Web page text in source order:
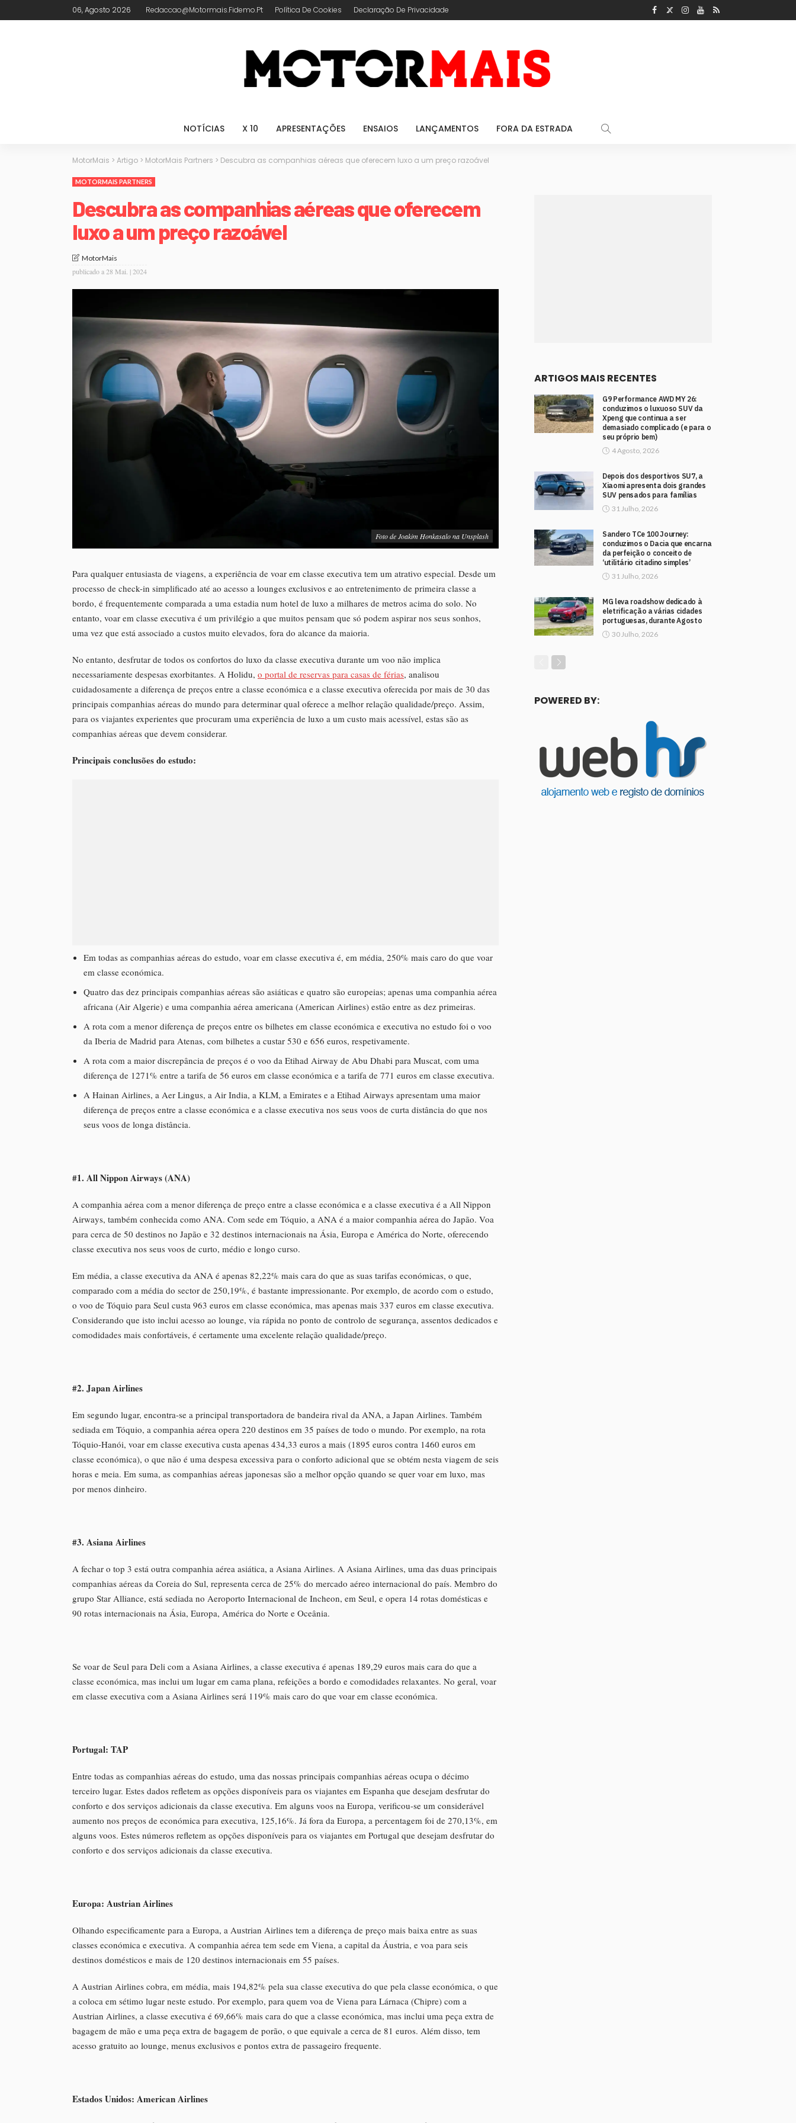
06, Agosto 2026 Redaccao@motormais.fidemo.pt Política De Cookies Declaração De Privacidade
NOTÍCIAS X 10 APRESENTAÇÕES ENSAIOS LANÇAMENTOS FORA DA ESTRADA
MotorMais > Artigo > MotorMais Partners > Descubra as companhias aéreas que oferecem luxo a um preço razoável
MOTORMAIS PARTNERS
Descubra as companhias aéreas que oferecem
luxo a um preço razoável
MotorMais
publicado a28 Mai. | 2024
Foto deJoakim Honkasalona Unsplash
Para qualquer entusiasta de viagens, a experiência de voar em classe executiva tem um atrativo especial. Desde um
processo de check-in simplificado até ao acesso a lounges exclusivos e ao entretenimento de primeira classe a
bordo, é frequentemente comparada a uma estadia num hotel de luxo a milhares de metros acima do solo. No
entanto, voar em classe executiva é um privilégio a que muitos pensam que só podem aspirar nos seus sonhos,
uma vez que está associado a custos muito elevados, fora do alcance da maioria.
No entanto, desfrutar de todos os confortos do luxo da classe executiva durante um voo não implica
necessariamente despesas exorbitantes. A Holidu, o portal de reservas para casas de férias, analisou
cuidadosamente a diferença de preços entre a classe económica e a classe executiva oferecida por mais de 30 das
principais companhias aéreas do mundo para determinar qual oferece a melhor relação qualidade/preço. Assim,
para os viajantes experientes que procuram uma experiência de luxo a um custo mais acessível, estas são as
companhias aéreas que devem considerar.
Principais conclusões do estudo:
Em todas as companhias aéreas do estudo, voar em classe executiva é, em média, 250% mais caro do que voar
em classe económica.
Quatro das dez principais companhias aéreas são asiáticas e quatro são europeias; apenas uma companhia aérea
africana (Air Algerie) e uma companhia aérea americana (American Airlines) estão entre as dez primeiras.
A rota com a menor diferença de preços entre os bilhetes em classe económica e executiva no estudo foi o voo
da Iberia de Madrid para Atenas, com bilhetes a custar 530 e 656 euros, respetivamente.
A rota com a maior discrepância de preços é o voo da Etihad Airway de Abu Dhabi para Muscat, com uma
diferença de 1271% entre a tarifa de 56 euros em classe económica e a tarifa de 771 euros em classe executiva.
A Hainan Airlines, a Aer Lingus, a Air India, a KLM, a Emirates e a Etihad Airways apresentam uma maior
diferença de preços entre a classe económica e a classe executiva nos seus voos de curta distância do que nos
seus voos de longa distância.
#1. All Nippon Airways (ANA)
A companhia aérea com a menor diferença de preço entre a classe económica e a classe executiva é a All Nippon
Airways, também conhecida como ANA. Com sede em Tóquio, a ANA é a maior companhia aérea do Japão. Voa
para cerca de 50 destinos no Japão e 32 destinos internacionais na Ásia, Europa e América do Norte, oferecendo
classe executiva nos seus voos de curto, médio e longo curso.
Em média, a classe executiva da ANA é apenas 82,22% mais cara do que as suas tarifas económicas, o que,
comparado com a média do sector de 250,19%, é bastante impressionante. Por exemplo, de acordo com o estudo,
o voo de Tóquio para Seul custa 963 euros em classe económica, mas apenas mais 337 euros em classe executiva.
Considerando que isto inclui acesso ao lounge, via rápida no ponto de controlo de segurança, assentos dedicados e
comodidades mais confortáveis, é certamente uma excelente relação qualidade/preço.
#2. Japan Airlines
Em segundo lugar, encontra-se a principal transportadora de bandeira rival da ANA, a Japan Airlines. Também
sediada em Tóquio, a companhia aérea opera 220 destinos em 35 países de todo o mundo. Por exemplo, na rota
Tóquio-Hanói, voar em classe executiva custa apenas 434,33 euros a mais (1895 euros contra 1460 euros em
classe económica), o que não é uma despesa excessiva para o conforto adicional que se obtém nesta viagem de seis
horas e meia. Em suma, as companhias aéreas japonesas são a melhor opção quando se quer voar em luxo, mas
por menos dinheiro.
#3. Asiana Airlines
A fechar o top 3 está outra companhia aérea asiática, a Asiana Airlines. A Asiana Airlines, uma das duas principais
companhias aéreas da Coreia do Sul, representa cerca de 25% do mercado aéreo internacional do país. Membro do
grupo Star Alliance, está sediada no Aeroporto Internacional de Incheon, em Seul, e opera 14 rotas domésticas e
90 rotas internacionais na Ásia, Europa, América do Norte e Oceânia.
Se voar de Seul para Deli com a Asiana Airlines, a classe executiva é apenas 189,29 euros mais cara do que a
classe económica, mas inclui um lugar em cama plana, refeições a bordo e comodidades relaxantes. No geral, voar
em classe executiva com a Asiana Airlines será 119% mais caro do que voar em classe económica.
Portugal: TAP
Entre todas as companhias aéreas do estudo, uma das nossas principais companhias aéreas ocupa o décimo
terceiro lugar. Estes dados refletem as opções disponíveis para os viajantes em Espanha que desejam desfrutar do
conforto e dos serviços adicionais da classe executiva. Em alguns voos na Europa, verificou-se um considerável
aumento nos preços de económica para executiva, 125,16%. Já fora da Europa, a percentagem foi de 270,13%, em
alguns voos. Estes números refletem as opções disponíveis para os viajantes em Portugal que desejam desfrutar do
conforto e dos serviços adicionais da classe executiva.
Europa: Austrian Airlines
Olhando especificamente para a Europa, a Austrian Airlines tem a diferença de preço mais baixa entre as suas
classes económica e executiva. A companhia aérea tem sede em Viena, a capital da Áustria, e voa para seis
destinos domésticos e mais de 120 destinos internacionais em 55 países.
A Austrian Airlines cobra, em média, mais 194,82% pela sua classe executiva do que pela classe económica, o que
a coloca em sétimo lugar neste estudo. Por exemplo, para quem voa de Viena para Lárnaca (Chipre) com a
Austrian Airlines, a classe executiva é 69,66% mais cara do que a classe económica, mas inclui uma peça extra de
bagagem de mão e uma peça extra de bagagem de porão, o que equivale a cerca de 81 euros. Além disso, tem
acesso gratuito ao lounge, menus exclusivos e pontos extra de passageiro frequente.
Estados Unidos: American Airlines
ARTIGOS MAIS RECENTES
G9 Performance AWD MY 26:
conduzimos o luxuoso SUV da
Xpeng que continua a ser
demasiado complicado (e para o
seu próprio bem)
4 Agosto, 2026
Depois dos desportivos SU7, a
Xiaomi apresenta dois grandes
SUV pensados para famílias
31 Julho, 2026
Sandero TCe 100 Journey:
conduzimos o Dacia que encarna
da perfeição o conceito de
‘utilitário citadino simples’
31 Julho, 2026
MG leva roadshow dedicado à
eletrificação a várias cidades
portuguesas, durante Agosto
30 Julho, 2026
POWERED BY: